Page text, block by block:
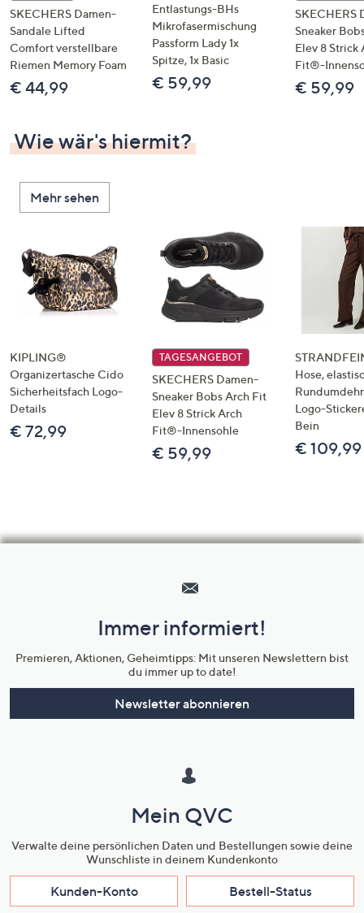
bzw.
rechts,
um
diese
anzuzeigen.
SKECHERS Damen-
Sandale Lifted
Comfort verstellbare
Riemen Memory Foam
€ 44,99
Entlastungs-BHs
Mikrofasermischung
Passform Lady 1x
Spitze, 1x Basic
€ 59,99
SKECHERS
Sneaker
Elev 8 Strick
Fit®-
€ 59,99
Wie wär's hiermit?
Mehr sehen
KIPLING®
Organizertasche Cido
Sicherheitsfach Logo-
Details
€ 72,99
TAGESANGEBOT
SKECHERS Damen-
Sneaker Bobs Arch Fit
Elev 8 Strick Arch
Fit®-Innensohle
€ 59,99
Hose,
Logo-
Bein
€ 109,99
Unternehmensinformationen
Immer informiert!
Premieren, Aktionen, Geheimtipps: Mit unseren Newslettern bist
du immer up to date!
Newsletter abonnieren
Mein QVC
Verwalte deine persönlichen Daten und Bestellungen sowie deine
Wunschliste in deinem Kundenkonto
Kunden-Konto Bestell-Status